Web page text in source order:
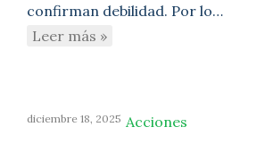
confirman debilidad. Por lo…
Leer más »
diciembre 18, 2025 Acciones